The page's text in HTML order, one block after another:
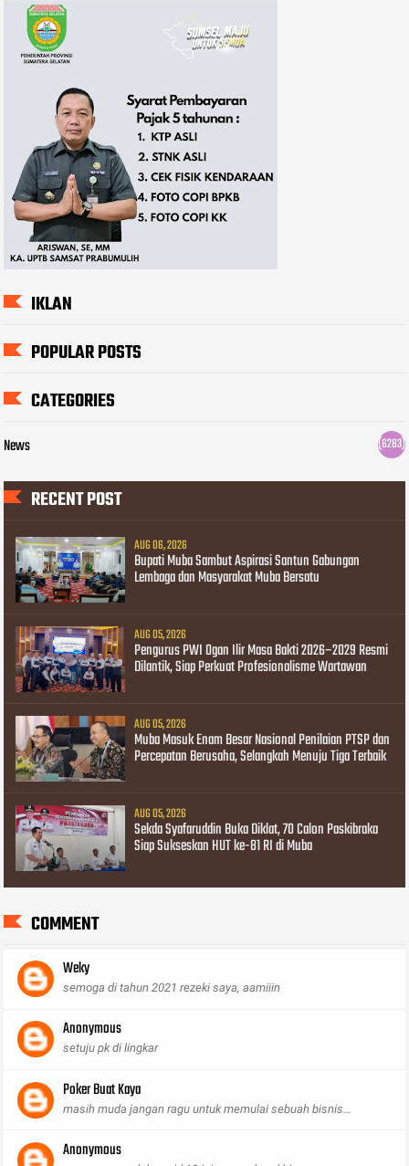
IKLAN
POPULAR POSTS
CATEGORIES
News (6283)
RECENT POST
AUG 06, 2026
Bupati Muba Sambut Aspirasi Santun Gabungan
Lembaga dan Masyarakat Muba Bersatu
AUG 05, 2026
Pengurus PWI Ogan Ilir Masa Bakti 2026–2029 Resmi
Dilantik, Siap Perkuat Profesionalisme Wartawan
AUG 05, 2026
Muba Masuk Enam Besar Nasional Penilaian PTSP dan
Percepatan Berusaha, Selangkah Menuju Tiga Terbaik
AUG 05, 2026
Sekda Syafaruddin Buka Diklat, 70 Calon Paskibraka
Siap Sukseskan HUT ke-81 RI di Muba
COMMENT
Weky
semoga di tahun 2021 rezeki saya, aamiiin
Anonymous
setuju pk di lingkar
Poker Buat Kaya
masih muda jangan ragu untuk memulai sebuah bisnis...
Anonymous